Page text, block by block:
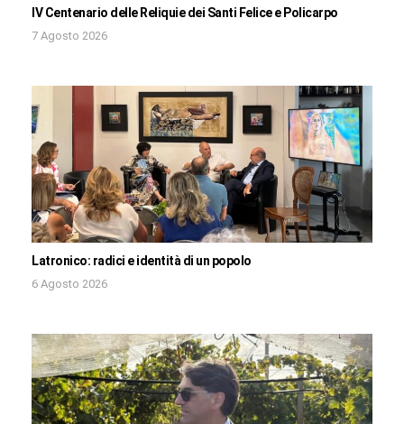
IV Centenario delle Reliquie dei Santi Felice e Policarpo
7 Agosto 2026
Latronico: radici e identità di un popolo
6 Agosto 2026